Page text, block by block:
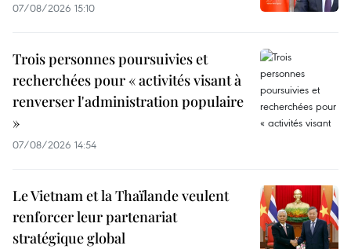
07/08/2026 15:10
Trois personnes poursuivies et
recherchées pour « activités visant à
renverser l'administration populaire
»
07/08/2026 14:54
Le Vietnam et la Thaïlande veulent
renforcer leur partenariat
stratégique global